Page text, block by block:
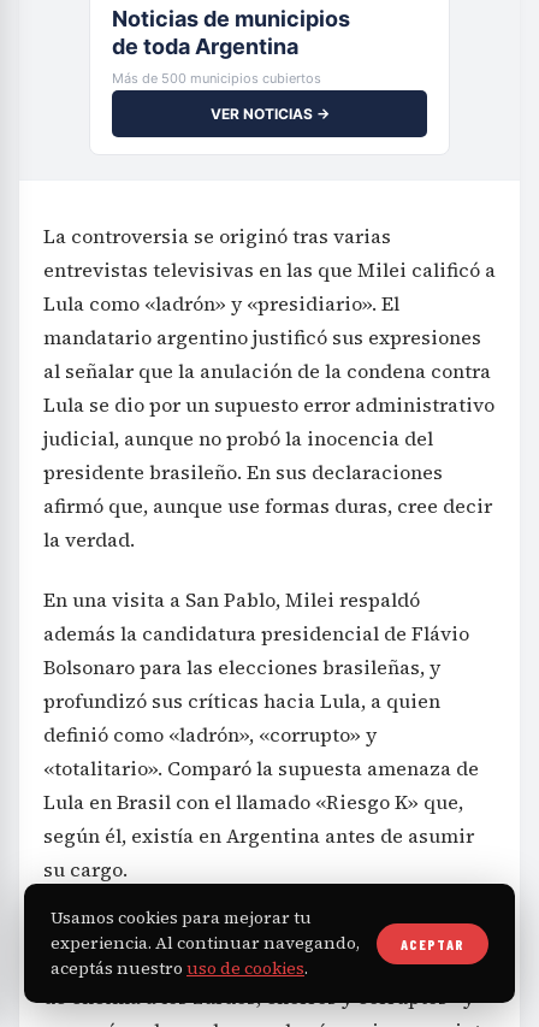
Noticias de municipios
de toda Argentina
Más de 500 municipios cubiertos
VER NOTICIAS →
La controversia se originó tras varias
entrevistas televisivas en las que Milei calificó a
Lula como «ladrón» y «presidiario». El
mandatario argentino justificó sus expresiones
al señalar que la anulación de la condena contra
Lula se dio por un supuesto error administrativo
judicial, aunque no probó la inocencia del
presidente brasileño. En sus declaraciones
afirmó que, aunque use formas duras, cree decir
la verdad.
En una visita a San Pablo, Milei respaldó
además la candidatura presidencial de Flávio
Bolsonaro para las elecciones brasileñas, y
profundizó sus críticas hacia Lula, a quien
definió como «ladrón», «corrupto» y
«totalitario». Comparó la supuesta amenaza de
Lula en Brasil con el llamado «Riesgo K» que,
según él, existía en Argentina antes de asumir
su cargo.
En un acto del Partido Liberal brasileño, Milei
aseguró que es beneficioso para Brasil «sacarse
de encima a los zurdos, chorros y corruptos» y
Usamos cookies para mejorar tu
experiencia. Al continuar navegando,
aceptás nuestro uso de cookies.
ACEPTAR